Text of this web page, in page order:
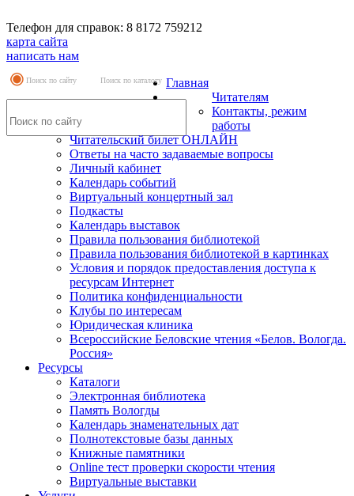
Телефон для справок: 8 8172 759212
карта сайта
написать нам
Поиск по сайту Поиск по каталогу Главная
Читателям
Контакты, режим
работы
Читательский билет ОНЛАЙН
Ответы на часто задаваемые вопросы
Личный кабинет
Календарь событий
Виртуальный концертный зал
Подкасты
Календарь выставок
Правила пользования библиотекой
Правила пользования библиотекой в картинках
Условия и порядок предоставления доступа к
ресурсам Интернет
Политика конфиденциальности
Клубы по интересам
Юридическая клиника
Всероссийские Беловские чтения «Белов. Вологда.
Россия»
Ресурсы
Каталоги
Электронная библиотека
Память Вологды
Календарь знаменательных дат
Полнотекстовые базы данных
Книжные памятники
Online тест проверки скорости чтения
Виртуальные выставки